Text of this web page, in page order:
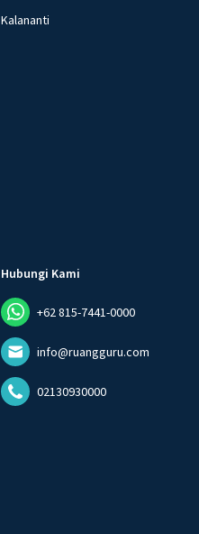
Kalananti
Hubungi Kami
+62 815-7441-0000
info@ruangguru.com
02130930000